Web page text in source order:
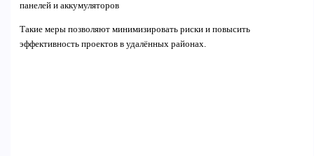
панелей и аккумуляторов
Такие меры позволяют минимизировать риски и повысить
эффективность проектов в удалённых районах.